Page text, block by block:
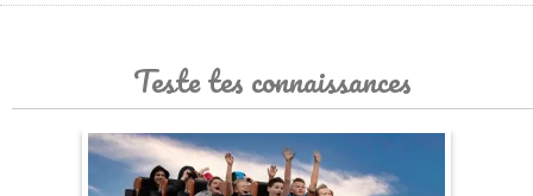
Teste tes connaissances